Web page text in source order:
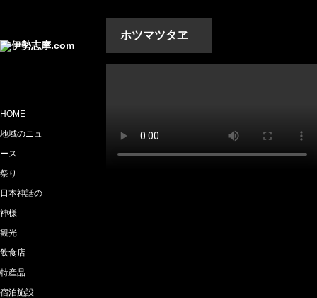
ホツマツタヱ
HOME
地域のニュ
ース
祭り
日本神話の
神様
観光
飲食店
特産品
宿泊施設